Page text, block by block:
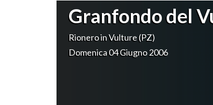
Granfondo del
Rionero in Vulture (PZ)
Domenica 04 Giugno 2006